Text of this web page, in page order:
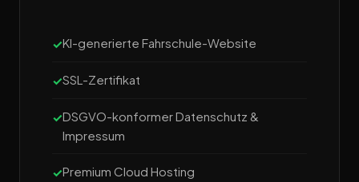
KI-generierte Fahrschule-Website
SSL-Zertifikat
DSGVO-konformer Datenschutz &
Impressum
Premium Cloud Hosting